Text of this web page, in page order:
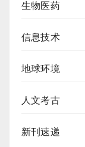
生物医药
信息技术
地球环境
人文考古
新刊速递